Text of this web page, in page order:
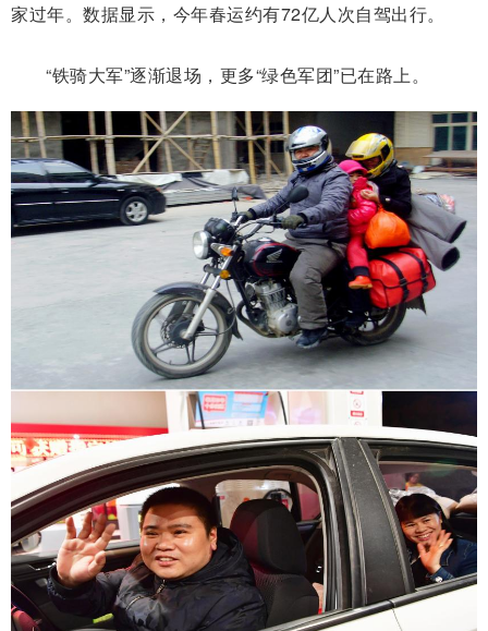
家过年。数据显示，今年春运约有72亿人次自驾出行。
“铁骑大军”逐渐退场，更多“绿色军团”已在路上。